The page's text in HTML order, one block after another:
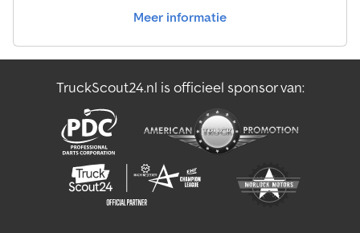
Meer informatie
TruckScout24.nl is officieel sponsor van: